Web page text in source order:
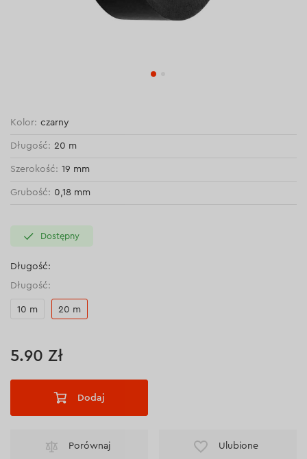
Kolor: czarny
Długość: 20 m
Szerokość: 19 mm
Grubość: 0,18 mm
Dostępny
Długość:
Długość:
10 m 20 m
5.90 Zł
Dodaj
Porównaj Ulubione